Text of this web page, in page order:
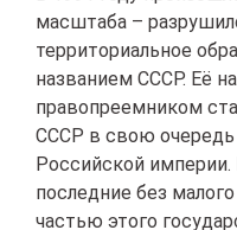
масштаба –
территориальное
названием СССР. Её
правопреемником
СССР в свою
Российской
последние без
частью этого